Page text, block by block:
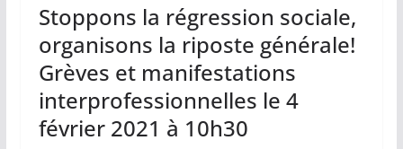
Stoppons la régression sociale,
organisons la riposte générale!
Grèves et manifestations
interprofessionnelles le 4
février 2021 à 10h30